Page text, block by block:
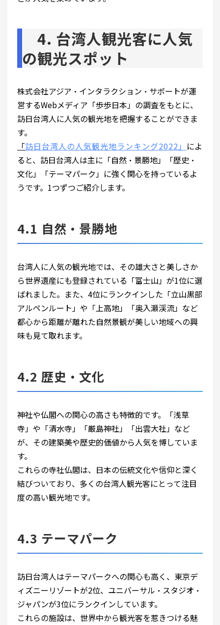
4. 台湾人観光客に人気
の観光スポット
株式会社アジア・インタラクション・サポートが運
営するWebメディア「歩歩日本」の調査をもとに、
訪日台湾人に人気の観光地を把握することができま
す。
「訪日台湾人の人気観光地ランキング2022」 によ
ると、訪日台湾人は主に「自然・景勝地」「歴史・
文化」「テーマパーク」に強く関心を持っているよ
うです。1つずつご紹介します。
4.1 自然・景勝地
台湾人に人気の観光地では、その雄大さと美しさか
ら世界遺産にも登録されている「富士山」が1位に選
ばれました。また、4位にランクインした「立山黒部
アルペンルート」や「上高地」「奥入瀬渓流」など
都心から距離が離れた自然景観が美しい地域への興
味も見て取れます。
4.2 歴史・文化
神社や仏閣への関心の高さも特徴的です。「浅草
寺」や「清水寺」「厳島神社」「出雲大社」など
が、その建築美や歴史的価値から人気を博していま
す。
これらの寺社仏閣は、日本の伝統文化や信仰と深く
結びついており、多くの台湾人観光客にとって注目
度の高い観光地です。
4.3 テーマパーク
訪日台湾人はテーマパークへの関心も高く、東京デ
ィズニーリゾートが2位、ユニバーサル・スタジオ・
ジャパンが3位にランクインしています。
これらの施設は、世界中から観光客を惹きつける魅